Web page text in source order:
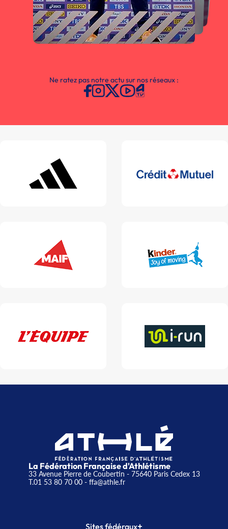
Ne ratez pas notre actu sur nos réseaux :
La Fédération Française d'Athlétisme
33 Avenue Pierre de Coubertin - 75640 Paris Cedex 13
T.01 53 80 70 00- ffa@athle.fr
Sites fédéraux+